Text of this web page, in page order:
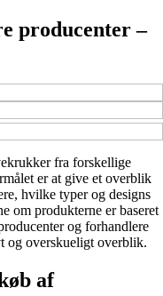
producenter –
fra forskellige
er at give et overblik
hvilke typer og designs
om produkterne er baseret
og forhandlere
og overskueligt overblik.
af